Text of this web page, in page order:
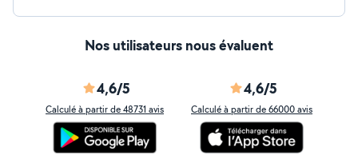
Nos utilisateurs nous évaluent
4,6/5
Calculé à partir de 48731 avis
4,6/5
Calculé à partir de 66000 avis